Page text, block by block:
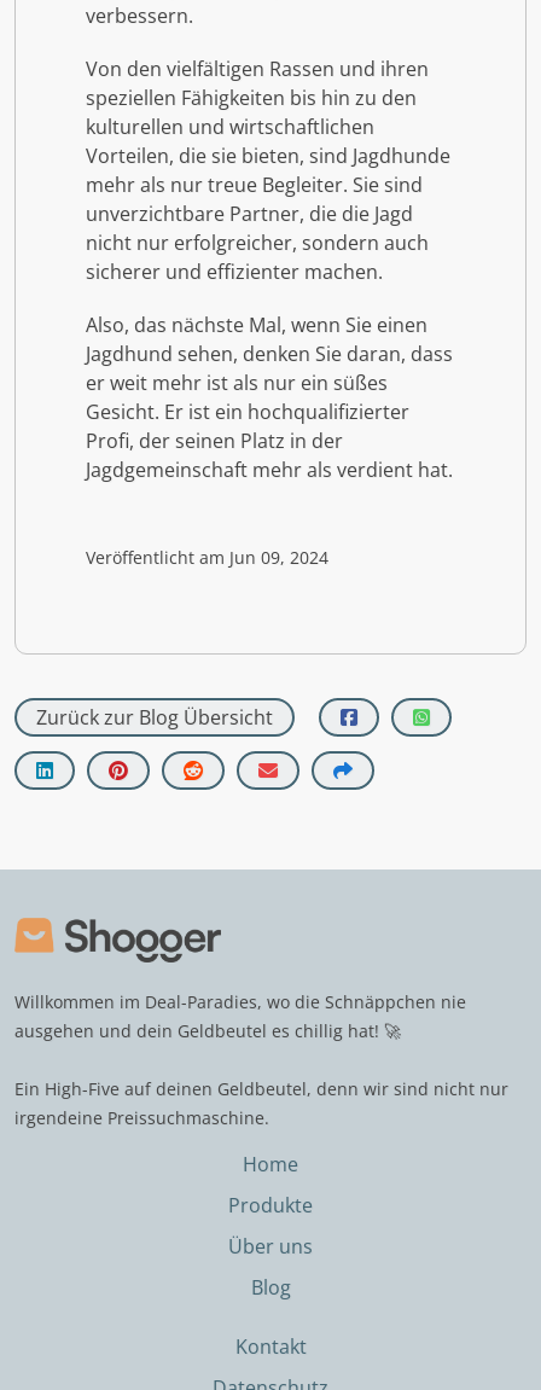
verbessern.
Von den vielfältigen Rassen und ihren
speziellen Fähigkeiten bis hin zu den
kulturellen und wirtschaftlichen
Vorteilen, die sie bieten, sind Jagdhunde
mehr als nur treue Begleiter. Sie sind
unverzichtbare Partner, die die Jagd
nicht nur erfolgreicher, sondern auch
sicherer und effizienter machen.
Also, das nächste Mal, wenn Sie einen
Jagdhund sehen, denken Sie daran, dass
er weit mehr ist als nur ein süßes
Gesicht. Er ist ein hochqualifizierter
Profi, der seinen Platz in der
Jagdgemeinschaft mehr als verdient hat.
Veröffentlicht am Jun 09, 2024
Zurück zur Blog Übersicht
Willkommen im Deal-Paradies, wo die Schnäppchen nie
ausgehen und dein Geldbeutel es chillig hat! 🚀
Ein High-Five auf deinen Geldbeutel, denn wir sind nicht nur
irgendeine Preissuchmaschine.
Home
Produkte
Über uns
Blog
Kontakt